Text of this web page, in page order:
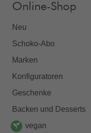
Online-Shop
Neu
Schoko-Abo
Marken
Konfiguratoren
Geschenke
Backen und Desserts
vegan